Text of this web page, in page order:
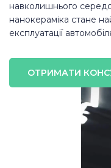
навколишнього
нанокераміка стане
експлуатації
ОТРИМАТИ
Ваше ім'я